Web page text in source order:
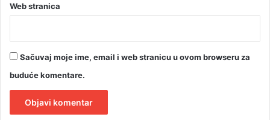
Web stranica
Sačuvaj moje ime, email i web stranicu u ovom browseru za
buduće komentare.